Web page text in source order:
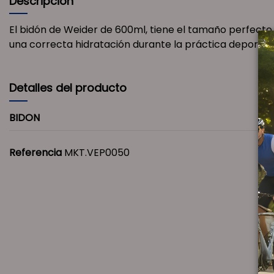
El bidón de Weider de 600ml, tiene el tamaño
una correcta hidratación durante la práctica
Detalles del producto
BIDON
Referencia MKT.VEP0050